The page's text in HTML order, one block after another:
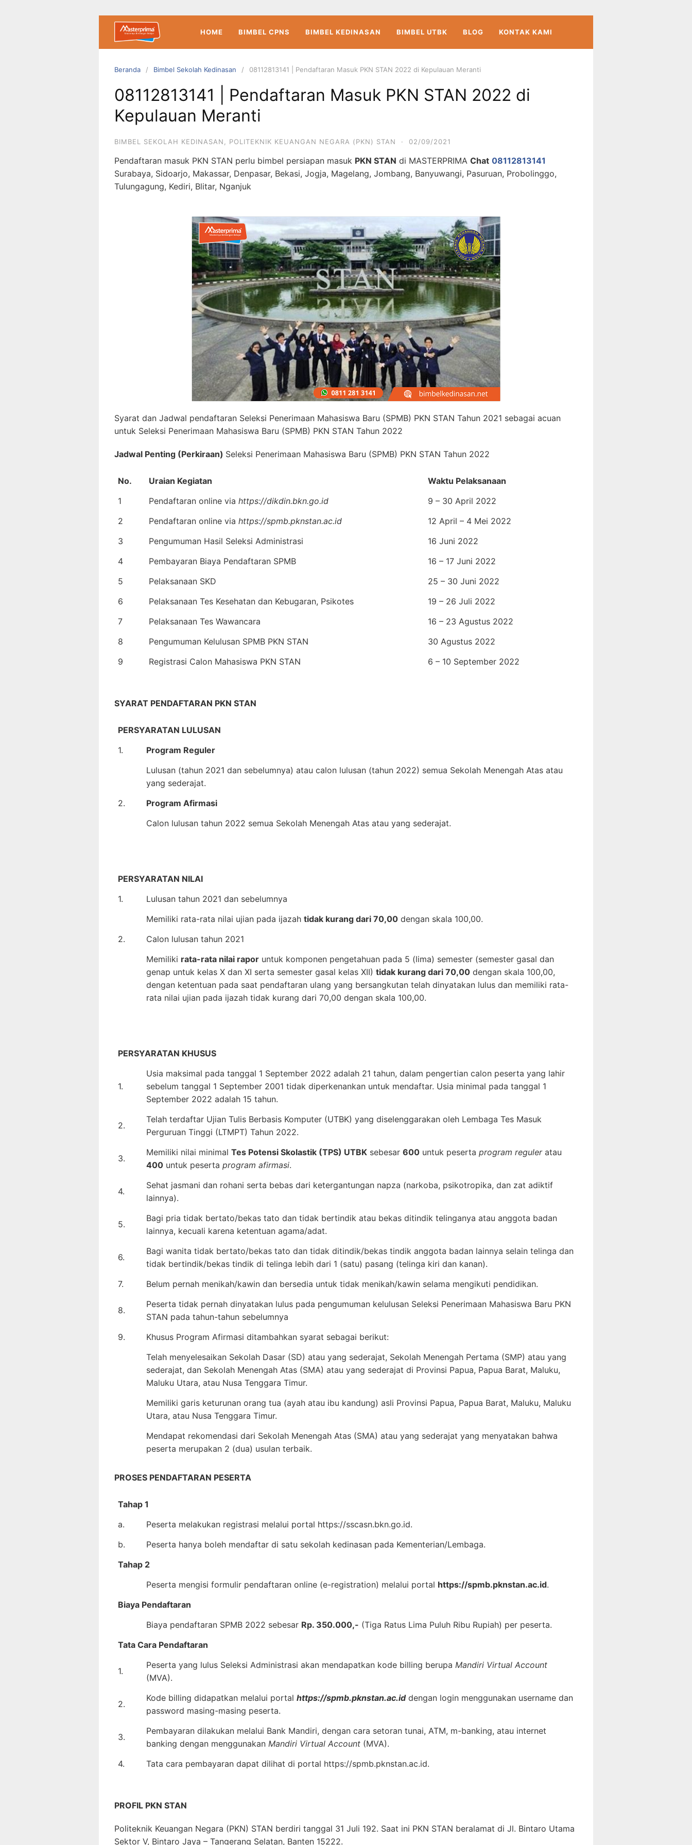
HOME BIMBEL CPNS BIMBEL KEDINASAN BIMBEL UTBK BLOG KONTAK KAMI
Beranda Bimbel Sekolah Kedinasan 08112813141 | Pendaftaran Masuk PKN STAN 2022 di Kepulauan Meranti
08112813141 | Pendaftaran Masuk PKN STAN 2022 di
Kepulauan Meranti
BIMBEL SEKOLAH KEDINASAN POLITEKNIK KEUANGAN NEGARA (PKN) STAN · 02/09/2021
Pendaftaran masuk PKN STAN perlu bimbel persiapan masuk PKN STAN di MASTERPRIMA Chat 08112813141
Surabaya, Sidoarjo, Makassar, Denpasar, Bekasi, Jogja, Magelang, Jombang, Banyuwangi, Pasuruan, Probolinggo,
Tulungagung, Kediri, Blitar, Nganjuk
Syarat dan Jadwal pendaftaran Seleksi Penerimaan Mahasiswa Baru (SPMB) PKN STAN Tahun 2021 sebagai acuan
untuk Seleksi Penerimaan Mahasiswa Baru (SPMB) PKN STAN Tahun 2022
Jadwal Penting (Perkiraan) Seleksi Penerimaan Mahasiswa Baru (SPMB) PKN STAN Tahun 2022
No. Uraian Kegiatan
Waktu Pelaksanaan
1
Pendaftaran online via https://dikdin.bkn.go.id
9 – 30 April 2022
2
Pendaftaran online via https://spmb.pknstan.ac.id
12 April – 4 Mei 2022
3
Pengumuman Hasil Seleksi Administrasi
16 Juni 2022
4
Pembayaran Biaya Pendaftaran SPMB
16 – 17 Juni 2022
5
Pelaksanaan SKD
25 – 30 Juni 2022
6
Pelaksanaan Tes Kesehatan dan Kebugaran, Psikotes
19 – 26 Juli 2022
7
Pelaksanaan Tes Wawancara
16 – 23 Agustus 2022
8
Pengumuman Kelulusan SPMB PKN STAN
30 Agustus 2022
9
Registrasi Calon Mahasiswa PKN STAN 6 – 10 September 2022
SYARAT PENDAFTARAN PKN STAN
PERSYARATAN LULUSAN
1.
Program Reguler
Lulusan (tahun 2021 dan sebelumnya) atau calon lulusan (tahun 2022) semua Sekolah Menengah Atas atau
yang sederajat.
2.
Program Afirmasi
Calon lulusan tahun 2022 semua Sekolah Menengah Atas atau yang sederajat.
PERSYARATAN NILAI
1.
Lulusan tahun 2021 dan sebelumnya
Memiliki rata-rata nilai ujian pada ijazah tidak kurang dari 70,00 dengan skala 100,00.
2.
Calon lulusan tahun 2021
Memiliki rata-rata nilai rapor untuk komponen pengetahuan pada 5 (lima) semester (semester gasal dan
genap untuk kelas X dan XI serta semester gasal kelas XII) tidak kurang dari 70,00 dengan skala 100,00,
dengan ketentuan pada saat pendaftaran ulang yang bersangkutan telah dinyatakan lulus dan memiliki rata-
rata nilai ujian pada ijazah tidak kurang dari 70,00 dengan skala 100,00.
PERSYARATAN KHUSUS
1.
Usia maksimal pada tanggal 1 September 2022 adalah 21 tahun, dalam pengertian calon peserta yang lahir
sebelum tanggal 1 September 2001 tidak diperkenankan untuk mendaftar. Usia minimal pada tanggal 1
September 2022 adalah 15 tahun.
2.
Telah terdaftar Ujian Tulis Berbasis Komputer (UTBK) yang diselenggarakan oleh Lembaga Tes Masuk
Perguruan Tinggi (LTMPT) Tahun 2022.
3.
Memiliki nilai minimal Tes Potensi Skolastik (TPS) UTBK sebesar 600 untuk peserta program reguleratau
400 untuk peserta program afirmasi.
4.
Sehat jasmani dan rohani serta bebas dari ketergantungan napza (narkoba, psikotropika, dan zat adiktif
lainnya).
5.
Bagi pria tidak bertato/bekas tato dan tidak bertindik atau bekas ditindik telinganya atau anggota badan
lainnya, kecuali karena ketentuan agama/adat.
6.
Bagi wanita tidak bertato/bekas tato dan tidak ditindik/bekas tindik anggota badan lainnya selain telinga dan
tidak bertindik/bekas tindik di telinga lebih dari 1 (satu) pasang (telinga kiri dan kanan).
7.
Belum pernah menikah/kawin dan bersedia untuk tidak menikah/kawin selama mengikuti pendidikan.
8.
Peserta tidak pernah dinyatakan lulus pada pengumuman kelulusan Seleksi Penerimaan Mahasiswa Baru PKN
STAN pada tahun-tahun sebelumnya
9.
Khusus Program Afirmasi ditambahkan syarat sebagai berikut:
Telah menyelesaikan Sekolah Dasar (SD) atau yang sederajat, Sekolah Menengah Pertama (SMP) atau yang
sederajat, dan Sekolah Menengah Atas (SMA) atau yang sederajat di Provinsi Papua, Papua Barat, Maluku,
Maluku Utara, atau Nusa Tenggara Timur.
Memiliki garis keturunan orang tua (ayah atau ibu kandung) asli Provinsi Papua, Papua Barat, Maluku, Maluku
Utara, atau Nusa Tenggara Timur.
Mendapat rekomendasi dari Sekolah Menengah Atas (SMA) atau yang sederajat yang menyatakan bahwa
peserta merupakan 2 (dua) usulan terbaik.
PROSES PENDAFTARAN PESERTA
Tahap 1
a.
Peserta melakukan registrasi melalui portal https://sscasn.bkn.go.id.
b.
Peserta hanya boleh mendaftar di satu sekolah kedinasan pada Kementerian/Lembaga.
Tahap 2
Peserta mengisi formulir pendaftaran online (e-registration) melalui portal https://spmb.pknstan.ac.id.
Biaya Pendaftaran
Biaya pendaftaran SPMB 2022 sebesar Rp. 350.000,- (Tiga Ratus Lima Puluh Ribu Rupiah) per peserta.
Tata Cara Pendaftaran
1.
Peserta yang lulus Seleksi Administrasi akan mendapatkan kode billing berupa Mandiri Virtual Account
(MVA).
2.
Kode billing didapatkan melalui portal https://spmb.pknstan.ac.iddengan login menggunakan username dan
password masing-masing peserta.
3.
Pembayaran dilakukan melalui Bank Mandiri, dengan cara setoran tunai, ATM, m-banking, atau internet
banking dengan menggunakan Mandiri Virtual Account (MVA).
4.
Tata cara pembayaran dapat dilihat di portal https://spmb.pknstan.ac.id.
PROFIL PKN STAN
Politeknik Keuangan Negara (PKN) STAN berdiri tanggal 31 Juli 192. Saat ini PKN STAN beralamat di Jl. Bintaro Utama
Sektor V, Bintaro Jaya – Tangerang Selatan, Banten 15222.